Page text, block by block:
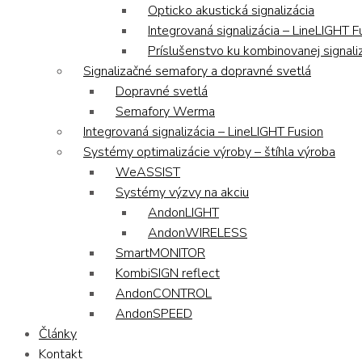
Opticko akustická signalizácia
Integrovaná signalizácia – LineLIGHT
Príslušenstvo ku kombinovanej
Signalizačné semafory a dopravné svetlá
Dopravné svetlá
Semafory Werma
Integrovaná signalizácia – LineLIGHT Fusion
Systémy optimalizácie výroby – štíhla výroba
WeASSIST
Systémy výzvy na akciu
AndonLIGHT
AndonWIRELESS
SmartMONITOR
KombiSIGN reflect
AndonCONTROL
AndonSPEED
Články
Kontakt